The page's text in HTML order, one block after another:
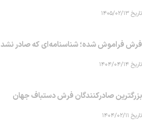
تاریخ ۱۴۰۵/۰۲/۱۳
فرش فراموش شده؛ شناسنامه‌ای که صادر نشد
تاریخ ۱۴۰۴/۰۴/۱۴
بزرگترین صادرکنندگان فرش دستباف جهان
تاریخ ۱۴۰۴/۰۲/۱۱